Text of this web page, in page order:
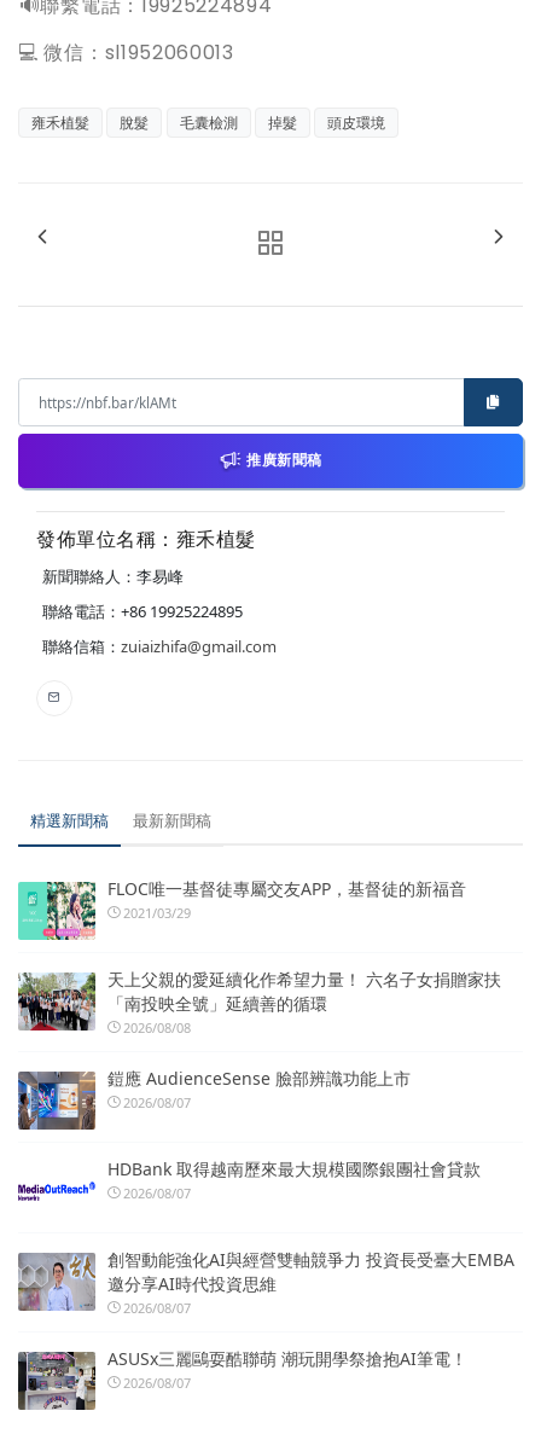
💻 微信：sl1952060013
雍禾植髮 脫髮 毛囊檢測 掉髮 頭皮環境
推廣新聞稿
發佈單位名稱：雍禾植髮
新聞聯絡人：李易峰
聯絡電話：+86 19925224895
聯絡信箱： zuiaizhifa@gmail.com
精選新聞稿 最新新聞稿
FLOC唯一基督徒專屬交友APP，基督徒的新福音
2021/03/29
天上父親的愛延續化作希望力量！ 六名子女捐贈家扶
「南投映全號」延續善的循環
2026/08/08
鎧應 AudienceSense 臉部辨識功能上市
2026/08/07
HDBank 取得越南歷來最大規模國際銀團社會貸款
2026/08/07
創智動能強化AI與經營雙軸競爭力 投資長受臺大EMBA
邀分享AI時代投資思維
2026/08/07
ASUSx三麗鷗耍酷聯萌 潮玩開學祭搶抱AI筆電！
2026/08/07